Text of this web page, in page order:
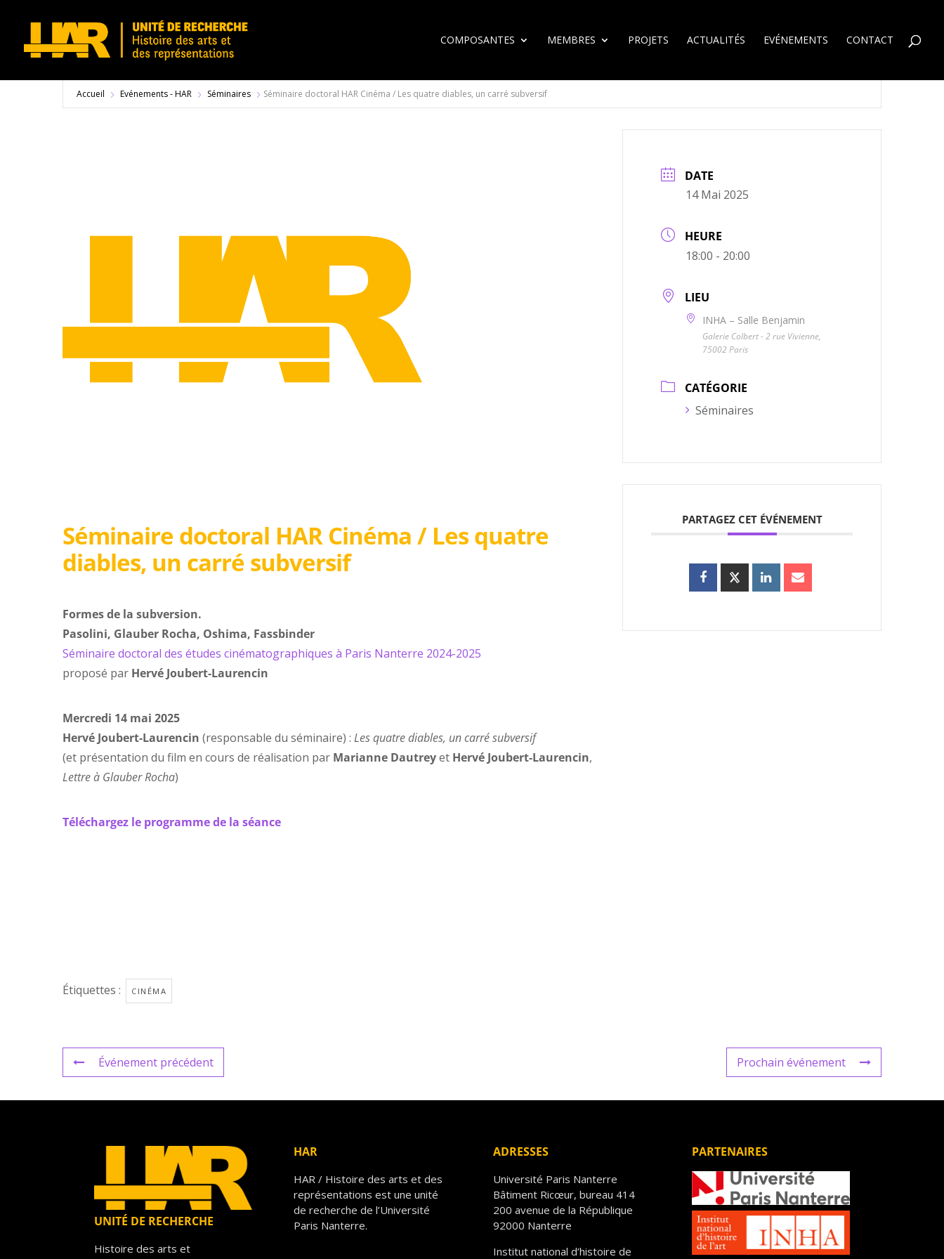
COMPOSANTES MEMBRES PROJETS ACTUALITÉS EVÉNEMENTS CONTACT
Accueil Evénements - HAR Séminaires Séminaire doctoral HAR Cinéma / Les quatre diables, un carré subversif
Séminaire doctoral HAR Cinéma / Les quatre
diables, un carré subversif
Formes de la subversion.
Pasolini, Glauber Rocha, Oshima, Fassbinder
Séminaire doctoral des études cinématographiques à Paris Nanterre 2024-2025
proposé par Hervé Joubert-Laurencin
Mercredi 14 mai 2025
Hervé Joubert-Laurencin (responsable du séminaire) : Les quatre diables, un carré subversif
(et présentation du film en cours de réalisation par Marianne Dautreyet Hervé Joubert-Laurencin,
Lettre à Glauber Rocha)
Téléchargez le programme de la séance
Étiquettes : CINÉMA
DATE
14 Mai 2025
HEURE
18:00 - 20:00
LIEU
INHA – Salle Benjamin
Galerie Colbert - 2 rue Vivienne,
75002 Paris
CATÉGORIE
Séminaires
PARTAGEZ CET ÉVÉNEMENT
Événement précédent Prochain événement
UNITÉ DE RECHERCHE
Histoire des arts et
HAR
HAR / Histoire des arts et des
représentations est une unité
de recherche de l’Université
Paris Nanterre.
ADRESSES
Université Paris Nanterre
Bâtiment Ricœur, bureau 414
200 avenue de la République
92000 Nanterre
Institut national d’histoire de
PARTENAIRES